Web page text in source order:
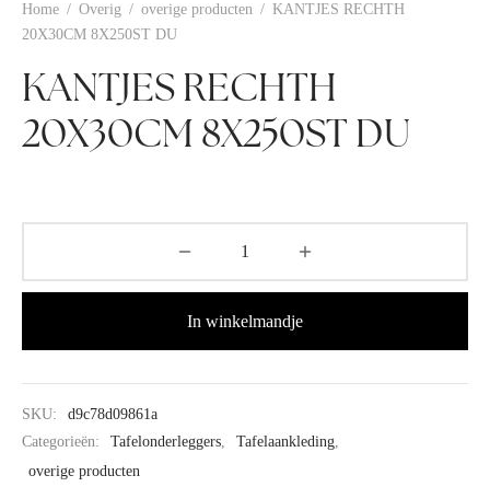
Home / Overig / overige producten / KANTJES RECHTH
20X30CM 8X250ST DU
KANTJES RECHTH
20X30CM 8X250ST DU
In winkelmandje
SKU:
d9c78d09861a
Categorieën:
Tafelonderleggers, Tafelaankleding,
overige producten